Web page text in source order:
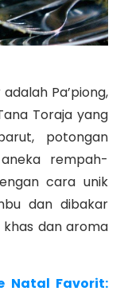
Pa’piong,
Toraja yang
potongan
rempah-
cara unik
dan dibakar
dan aroma
Natal Favorit: